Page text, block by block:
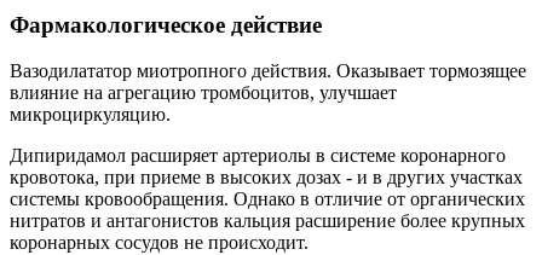
Фармакологическое действие
Вазодилататор миотропного действия. Оказывает тормозящее
влияние на агрегацию тромбоцитов, улучшает
микроциркуляцию.
Дипиридамол расширяет артериолы в системе коронарного
кровотока, при приеме в высоких дозах - и в других участках
системы кровообращения. Однако в отличие от органических
нитратов и антагонистов кальция расширение более крупных
коронарных сосудов не происходит.